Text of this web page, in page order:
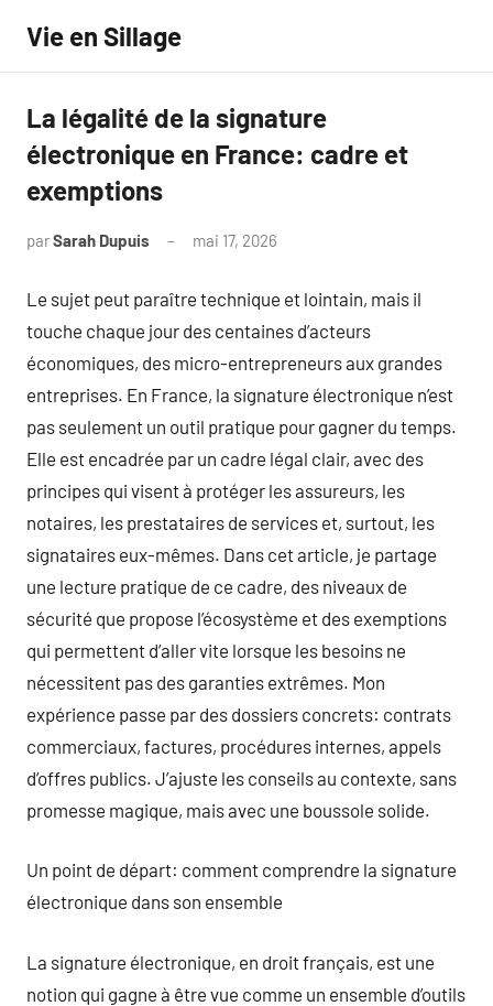
contenu
Vie en Sillage
La légalité de la signature
électronique en France: cadre et
exemptions
parSarah Dupuis mai 17, 2026
Le sujet peut paraître technique et lointain, mais il
touche chaque jour des centaines d’acteurs
économiques, des micro-entrepreneurs aux grandes
entreprises. En France, la signature électronique n’est
pas seulement un outil pratique pour gagner du temps.
Elle est encadrée par un cadre légal clair, avec des
principes qui visent à protéger les assureurs, les
notaires, les prestataires de services et, surtout, les
signataires eux-mêmes. Dans cet article, je partage
une lecture pratique de ce cadre, des niveaux de
sécurité que propose l’écosystème et des exemptions
qui permettent d’aller vite lorsque les besoins ne
nécessitent pas des garanties extrêmes. Mon
expérience passe par des dossiers concrets: contrats
commerciaux, factures, procédures internes, appels
d’offres publics. J’ajuste les conseils au contexte, sans
promesse magique, mais avec une boussole solide.
Un point de départ: comment comprendre la signature
électronique dans son ensemble
La signature électronique, en droit français, est une
notion qui gagne à être vue comme un ensemble d’outils